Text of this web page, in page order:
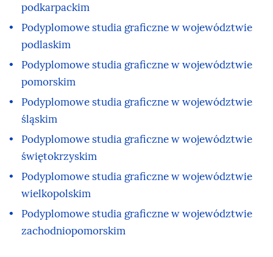
podkarpackim
Podyplomowe studia graficzne w województwie
podlaskim
Podyplomowe studia graficzne w województwie
pomorskim
Podyplomowe studia graficzne w województwie
śląskim
Podyplomowe studia graficzne w województwie
świętokrzyskim
Podyplomowe studia graficzne w województwie
wielkopolskim
Podyplomowe studia graficzne w województwie
zachodniopomorskim